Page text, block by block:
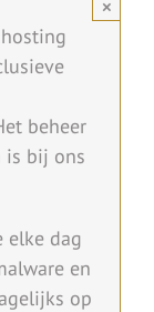
beheer
is bij ons
elke dag
en
op
×